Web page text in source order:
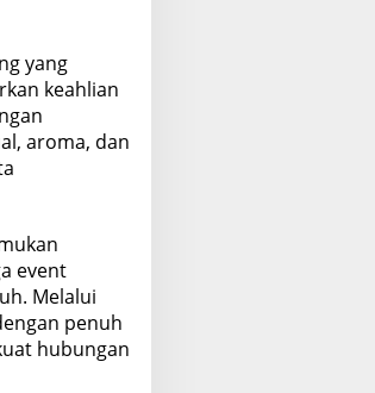
yang
keahlian
aroma, dan
event
Melalui
penuh
hubungan